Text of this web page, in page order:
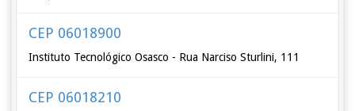
CEP 06018900
Instituto Tecnológico Osasco - Rua Narciso Sturlini, 111
CEP 06018210